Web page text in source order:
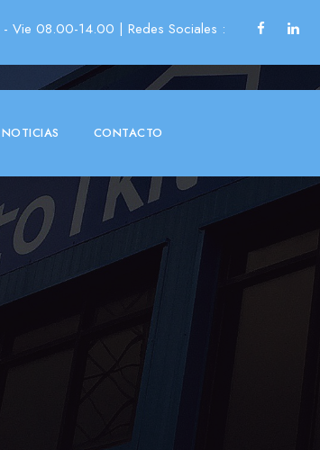
- Vie 08.00-14.00 | Redes Sociales :
NOTICIAS CONTACTO